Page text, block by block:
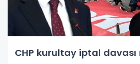
CHP kurultay iptal